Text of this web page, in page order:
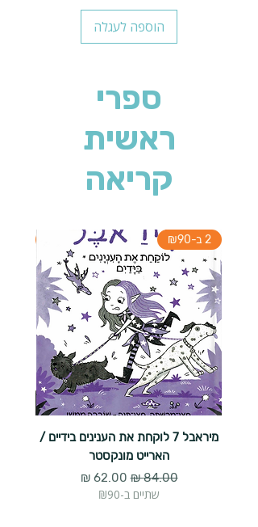
הוספה לעגלה
ספרי
ראשית
קריאה
2 ב-₪90
מיראבל 7 לוקחת את הענינים בידיים /
הארייט מונקסטר
מחיר רגיל‏84.00 ‏₪ מחיר מבצע
שתיים ב-₪90